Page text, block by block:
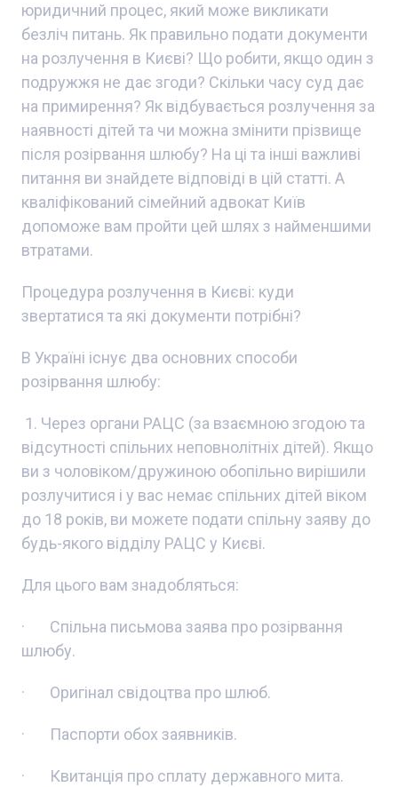
юридичний процес, який може викликати
безліч питань. Як правильно подати документи
на розлучення в Києві? Що робити, якщо один з
подружжя не дає згоди? Скільки часу суд дає
на примирення? Як відбувається розлучення за
наявності дітей та чи можна змінити прізвище
після розірвання шлюбу? На ці та інші важливі
питання ви знайдете відповіді в цій статті. А
кваліфікований сімейний адвокат Київ
допоможе вам пройти цей шлях з найменшими
втратами.
Процедура розлучення в Києві: куди
звертатися та які документи потрібні?
В Україні існує два основних способи
розірвання шлюбу:
1. Через органи РАЦС (за взаємною згодою та
відсутності спільних неповнолітніх дітей). Якщо
ви з чоловіком/дружиною обопільно вирішили
розлучитися і у вас немає спільних дітей віком
до 18 років, ви можете подати спільну заяву до
будь-якого відділу РАЦС у Києві.
Для цього вам знадобляться:
· Спільна письмова заява про розірвання
шлюбу.
· Оригінал свідоцтва про шлюб.
· Паспорти обох заявників.
· Квитанція про сплату державного мита.